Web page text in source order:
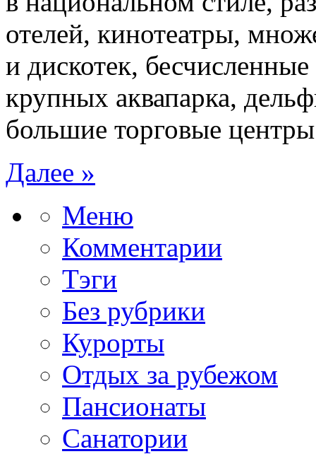
отелей, кинотеатры,
и дискотек,
крупных аквапарка,
большие торговые
Далее »
Меню
Комментарии
Тэги
Без рубрики
Курорты
Отдых за рубежом
Пансионаты
Санатории